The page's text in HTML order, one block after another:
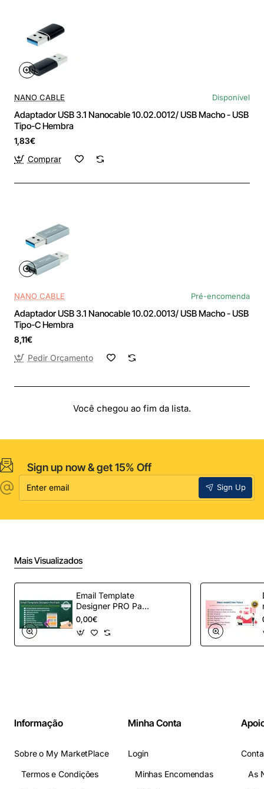
NANO CABLE Disponível
Adaptador USB 3.1 Nanocable 10.02.0012/ USB Macho - USB
Tipo-C Hembra
1,83€
Comprar
NANO CABLE Pré-encomenda
Adaptador USB 3.1 Nanocable 10.02.0013/ USB Macho - USB
Tipo-C Hembra
8,11€
Pedir Orçamento
Você chegou ao fim da lista.
Sign up now & get 15% Off
Enter
email
Sign Up
Mais Visualizados
Email Template
Designer PRO Pack
– Automação de e-
mail definitiva para
OpenCart
0,00€
Informação
Sobre o My MarketPlace
Termos e Condições
Minha Conta
Login
Minhas Encomendas As